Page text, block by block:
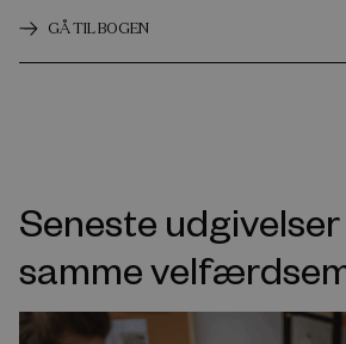
GÅ TIL BOGEN
Seneste
samme